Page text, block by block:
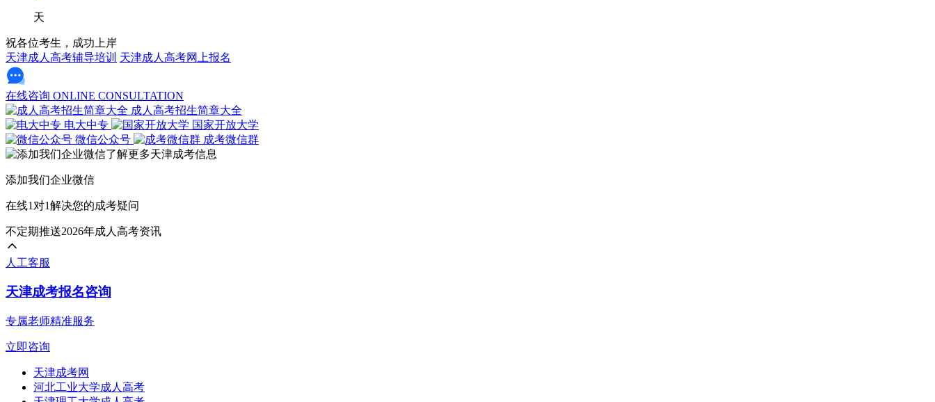
天
祝各位考生，成功上岸
天津成人高考辅导培训 天津成人高考网上报名
在线咨询 ONLINE CONSULTATION
成人高考招生简章大全
电大中专
国家开放大学
微信公众号
成考微信群
添加我们企业微信
在线1对1解决您的成考疑问
不定期推送2026年成人高考资讯
人工客服
天津成考报名咨询
专属老师精准服务
立即咨询
天津成考网
河北工业大学成人高考